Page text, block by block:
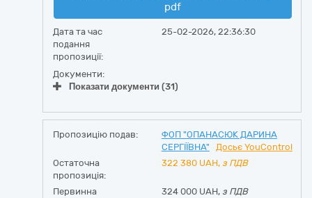
pdf
Дата та час
подання
пропозиції:
25-02-2026, 22:36:30
Документи:
Показати документи (31)
Пропозицію подав:
ФОП "ОПАНАСЮК ДАРИНА
СЕРГІЇВНА"
Досьє YouControl
Остаточна
пропозиція:
322 380 UAH, з ПДВ
Первинна
324 000 UAH, з ПДВ